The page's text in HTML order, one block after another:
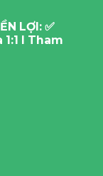
LỢI: ✅
I Tham